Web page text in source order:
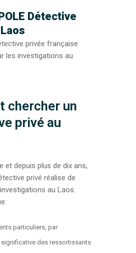
Détective
privée française
les investigations au
chercher un
privé au
et depuis plus de dix ans,
privé réalise de
au Laos.
particuliers, par
significative des ressortissants